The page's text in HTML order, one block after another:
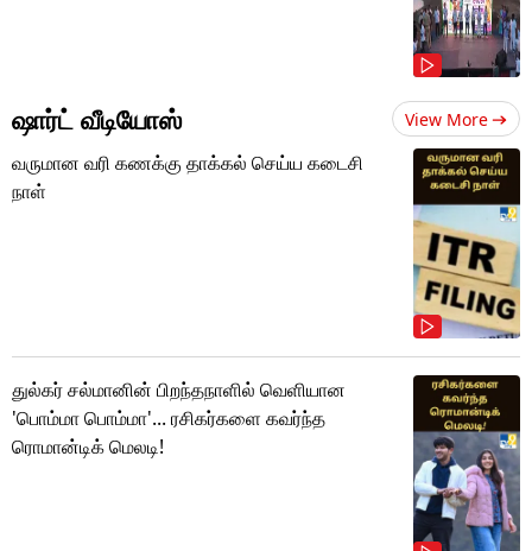
ஷார்ட் வீடியோஸ் View More
வருமான வரி கணக்கு தாக்கல் செய்ய கடைசி
நாள்
துல்கர் சல்மானின் பிறந்தநாளில் வெளியான
'பொம்மா பொம்மா'... ரசிகர்களை கவர்ந்த
ரொமான்டிக் மெலடி!